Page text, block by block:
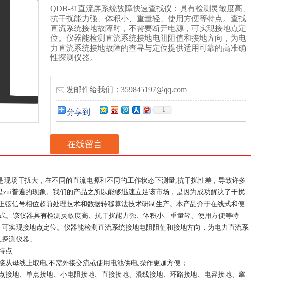
QDB-81直流屏系统故障快速查找仪：具有检测灵敏度高、
抗干扰能力强、体积小、重量轻、使用方便等特点。查找
直流系统接地故障时，不需要断开电源，可实现接地点定
位。仪器能检测直流系统接地电阻阻值和接地方向，为电
力直流系统接地故障的查寻与定位提供适用可靠的高准确
性探测仪器。
发邮件给我们：359845197@qq.com
分享到： 1
在线留言
场干扰大，在不同的直流电源和不同的工作状态下测量,抗干扰性差，导致许多
普遍的现象。我们的产品之所以能够迅速立足该市场，是因为成功解决了干扰
弦信号相位超前处理技术和数据转移算法技术研制生产。本产品介于在线式和便
。该仪器具有检测灵敏度高、抗干扰能力强、体积小、重量轻、使用方便等特
实现接地点定位。仪器能检测直流系统接地电阻阻值和接地方向，为电力直流系
测仪器。
点
母线上取电,不需外接交流或使用电池供电,操作更加方便；
接地、单点接地、小电阻接地、直接接地、混线接地、环路接地、电容接地、窜